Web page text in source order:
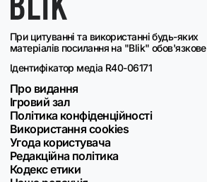
При цитуванні та використанні будь-яких
матеріалів посилання на "Blik" обов'язкове
Ідентифікатор медіа R40-06171
Про видання
Ігровий зал
Політика конфіденційності
Використання cookies
Угода користувача
Редакційна політика
Кодекс етики